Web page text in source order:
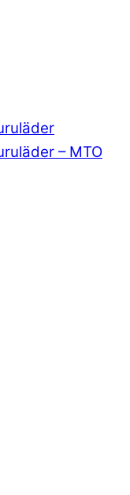
– MTO